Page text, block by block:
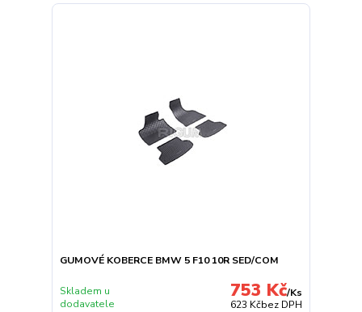
GUMOVÉ KOBERCE BMW 5 F10 10R SED/COM
753 Kč/Ks
623 Kčbez DPH
Skladem u
dodavatele